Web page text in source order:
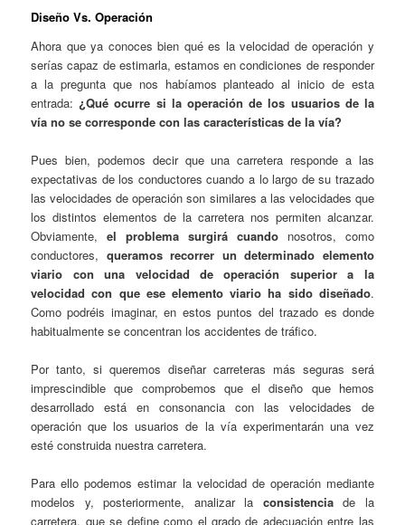
Diseño Vs. Operación
Ahora que ya conoces bien qué es la velocidad de operación y
serías capaz de estimarla, estamos en condiciones de responder
a la pregunta que nos habíamos planteado al inicio de esta
entrada: ¿Qué ocurre si la operación de los usuarios de la
vía no se corresponde con las características de la vía?
Pues bien, podemos decir que una carretera responde a las
expectativas de los conductores cuando a lo largo de su trazado
las velocidades de operación son similares a las velocidades que
los distintos elementos de la carretera nos permiten alcanzar.
Obviamente,el problema surgirá cuandonosotros, como
conductores, queramos recorrer un determinado elemento
viario con una velocidad de operación superior a la
velocidad con que ese elemento viario ha sido diseñado.
Como podréis imaginar, en estos puntos del trazado es donde
habitualmente se concentran los accidentes de tráfico.
Por tanto, si queremos diseñar carreteras más seguras será
imprescindible que comprobemos que el diseño que hemos
desarrollado está en consonancia con las velocidades de
operación que los usuarios de la vía experimentarán una vez
esté construida nuestra carretera.
Para ello podemos estimar la velocidad de operación mediante
modelos y, posteriormente, analizar la consistenciade la
carretera, que se define como el grado de adecuación entre las